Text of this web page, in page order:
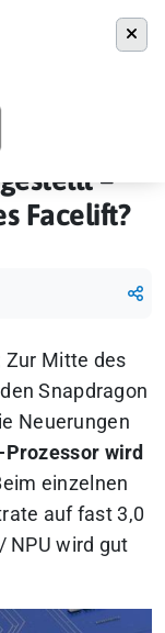
– Ein komplett
–
Facelift?
Zur Mitte des
Snapdragon
Neuerungen
Prozessor wird
einzelnen
auf fast 3,0
NPU wird gut